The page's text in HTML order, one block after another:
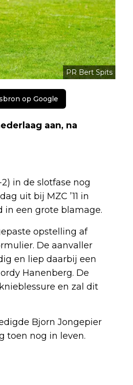
PR Bert Spits
op Google
aan, na
in de slotfase nog
uit bij MZC ’11 in
in een grote blamage.
opstelling af
De aanvaller
en liep daarbij een
Hanenberg. De
en zal dit
Bjorn Jongepier
toen nog in leven.